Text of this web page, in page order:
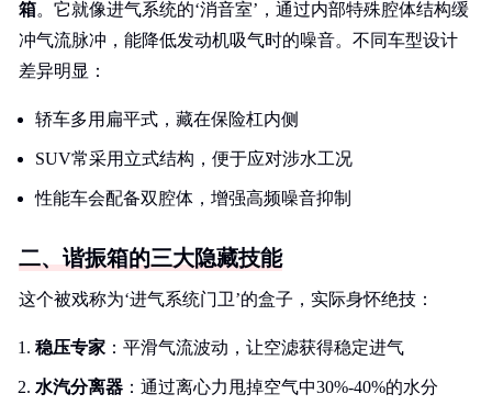
箱。它就像进气系统的‘消音室’，通过内部特殊腔体结构缓
冲气流脉冲，能降低发动机吸气时的噪音。不同车型设计
差异明显：
轿车多用扁平式，藏在保险杠内侧
SUV常采用立式结构，便于应对涉水工况
性能车会配备双腔体，增强高频噪音抑制
二、谐振箱的三大隐藏技能
这个被戏称为‘进气系统门卫’的盒子，实际身怀绝技：
稳压专家 ：平滑气流波动，让空滤获得稳定进气
水汽分离器 ：通过离心力甩掉空气中30%-40%的水分